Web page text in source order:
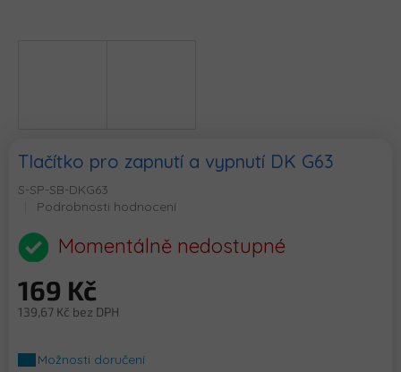
Tlačítko pro zapnutí a vypnutí DK G63
S-SP-SB-DKG63
Průměrné
produktu
je
z
5
Podrobnosti hodnocení
Momentálně nedostupné
169 Kč
139,67 Kč bez DPH
cena:Možnosti doručení